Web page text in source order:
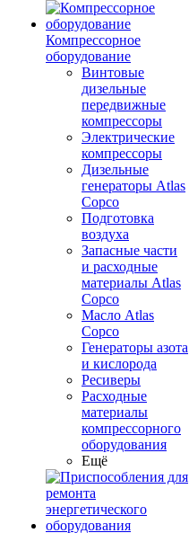
Компрессорное
оборудование
Винтовые
дизельные
передвижные
компрессоры
Электрические
компрессоры
Дизельные
генераторы Atlas
Copco
Подготовка
воздуха
Запасные части
и расходные
материалы Atlas
Copco
Масло Atlas
Copco
Генераторы азота
и кислорода
Ресиверы
Расходные
материалы
компрессорного
оборудования
Ещё